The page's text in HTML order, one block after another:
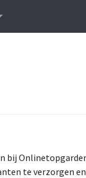
bij
te verzorgen